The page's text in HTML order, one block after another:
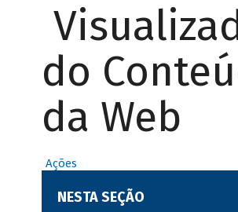
do
da Web
Ações
NESTA SEÇÃO